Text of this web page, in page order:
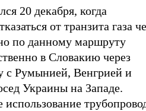
20 декабря, когда
от транзита газа
по данному маршруту
в Словакию через
с Румынией, Венгрией и
Украины на Западе.